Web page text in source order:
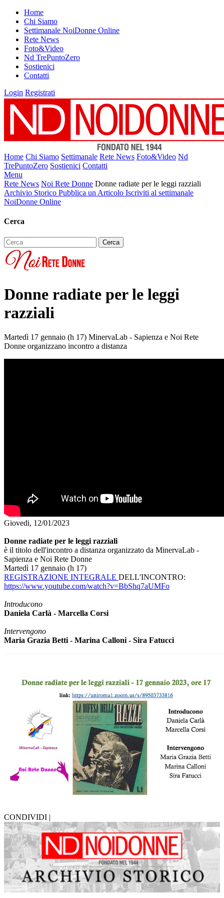
Home
Chi Siamo
Settimanale NoiDonne Online
Rete News
Foto&Video
Nd TrePuntoZero
Sostienici
Contatti
Login Registrati
Home Chi Siamo Settimanale Rete News Foto&Video Nd
TrePuntoZero Sostienici Contatti
Menu
Rete News Noi Rete Donne Donne radiate per le leggi razziali
Archivio Storico Pubblica un Articolo Iscriviti al settimanale
NoiDonne Online
Cerca
Donne radiate per le leggi
razziali
Martedì 17 gennaio (h 17) MinervaLab - Sapienza e Noi Rete
Donne organizzano incontro a distanza
Giovedi, 12/01/2023
Donne radiate per le leggi razziali
è il titolo dell'incontro a distanza organizzato da MinervaLab -
Sapienza e Noi Rete Donne
Martedì 17 gennaio (h 17)
REGISTRAZIONE INTEGRALE DELL'INCONTRO:
https://www.youtube.com/watch?v=BbShq7aUMFo
Introducono
Daniela Carlà - Marcella Corsi
Intervengono
Maria Grazia Betti - Marina Calloni - Sira Fatucci
CONDIVIDI |